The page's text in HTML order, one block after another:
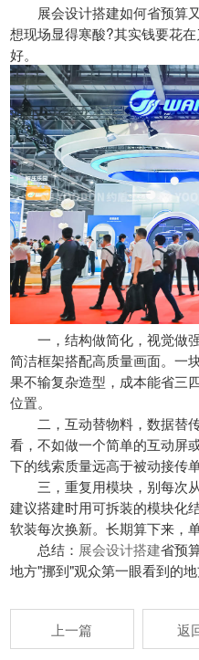
展会设计搭建如何省预算
想现场显得寒酸?其实钱要花
好。
一，结构做简化，视觉做强
简洁框架搭配高质量画面。一
果不输复杂造型，成本能省三
位置。
二，互动替物料，数据替传
看，不如做一个简单的互动屏
下的线索质量远高于被动接传
三，重复用模块，别每次从
建议搭建时用可拆装的模块化
软装每次换新。长期算下来，
总结： 展会设计搭建省预
地方"挪到"观众第一眼看到的地
上一篇 返